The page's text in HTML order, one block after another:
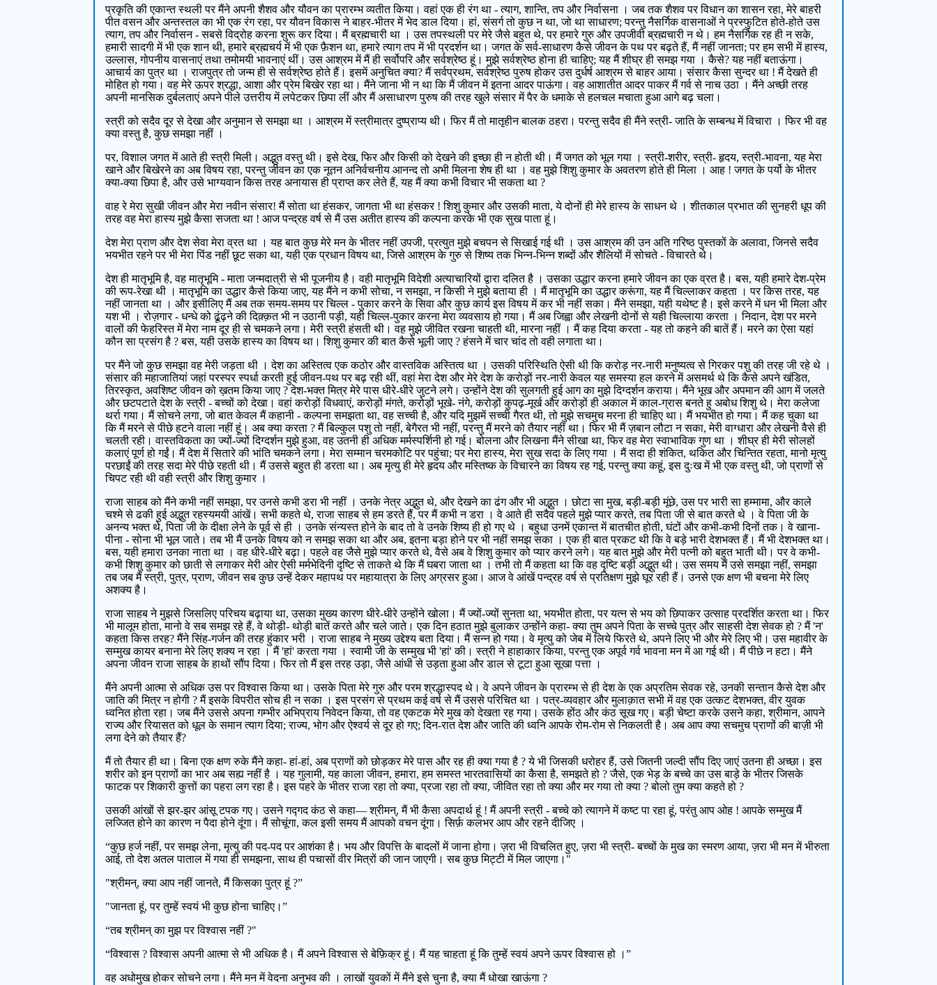
प्रकृति की एकान्त स्थली पर मैंने अपनी शैशव और यौवन का प्रारम्भ व्यतीत किया। वहां एक ही रंग था - त्याग, शान्ति, तप और निर्वासना । जब तक शैशव पर विधान का शासन रहा, मेरे बाहरी
पीत वसन और अन्तस्तल का भी एक रंग रहा, पर यौवन विकास ने बाहर-भीतर में भेद डाल दिया। हां, संसर्ग तो कुछ न था, जो था साधारण; परन्तु नैसर्गिक वासनाओं ने प्रस्फुटित होते-होते उस
त्याग, तप और निर्वासन - सबसे विद्रोह करना शुरू कर दिया। मैं ब्रह्मचारी था । उस तपस्थली पर मेरे जैसे बहुत थे, पर हमारे गुरु और उपजीवी ब्रह्मचारी न थे। हम नैसर्गिक रह ही न सके,
हमारी सादगी में भी एक शान थी, हमारे ब्रह्मचर्य में भी एक फ़ैशन था, हमारे त्याग तप में भी प्रदर्शन था। जगत के सर्व-साधारण कैसे जीवन के पथ पर बढ़ते हैं, मैं नहीं जानता; पर हम सभी में हास्य,
उल्लास, गोपनीय वासनाएं तथा तमोमयी भावनाएं थीं। उस आश्रम में मैं ही सर्वोपरि और सर्वश्रेष्ठ हूं। मुझे सर्वश्रेष्ठ होना ही चाहिए; यह मैं शीघ्र ही समझ गया । कैसे? यह नहीं बताऊंगा।
आचार्य का पुत्र था । राजपुत्र तो जन्म ही से सर्वश्रेष्ठ होते हैं। इसमें अनुचित क्या? मैं सर्वप्रथम, सर्वश्रेष्ठ पुरुष होकर उस दुर्धर्ष आश्रम से बाहर आया। संसार कैसा सुन्दर था ! मैं देखते ही
मोहित हो गया। वह मेरे ऊपर श्रद्धा, आशा और प्रेम बिखेर रहा था। मैंने जाना भी न था कि मैं जीवन में इतना आदर पाऊंगा। वह आशातीत आदर पाकर मैं गर्व से नाच उठा । मैंने अच्छी तरह
अपनी मानसिक दुर्बलताएं अपने पीले उत्तरीय में लपेटकर छिपा लीं और मैं असाधारण पुरुष की तरह खुले संसार में पैर के धमाके से हलचल मचाता हुआ आगे बढ़ चला।
स्त्री को सदैव दूर से देखा और अनुमान से समझा था । आश्रम में स्त्रीमात्र दुष्प्राप्य थी। फिर मैं तो मातृहीन बालक ठहरा। परन्तु सदैव ही मैंने स्त्री- जाति के सम्बन्ध में विचारा । फिर भी वह
क्या वस्तु है, कुछ समझा नहीं ।
पर, विशाल जगत में आते ही स्त्री मिली। अद्भुत वस्तु थी। इसे देख, फिर और किसी को देखने की इच्छा ही न होती थी। मैं जगत को भूल गया । स्त्री-शरीर, स्त्री- हृदय, स्त्री-भावना, यह मेरा
खाने और बिखेरने का अब विषय रहा, परन्तु जीवन का एक नूतन अनिर्वचनीय आनन्द तो अभी मिलना शेष ही था । वह मुझे शिशु कुमार के अवतरण होते ही मिला । आह ! जगत के पर्यो के भीतर
क्या-क्या छिपा है, और उसे भाग्यवान किस तरह अनायास ही प्राप्त कर लेते हैं, यह मैं क्या कभी विचार भी सकता था ?
वाह रे मेरा सुखी जीवन और मेरा नवीन संसार! मैं सोता था हंसकर, जागता भी था हंसकर ! शिशु कुमार और उसकी माता, ये दोनों ही मेरे हास्य के साधन थे । शीतकाल प्रभात की सुनहरी धूप की
तरह वह मेरा हास्य मुझे कैसा सजता था ! आज पन्द्रह वर्ष से मैं उस अतीत हास्य की कल्पना करके भी एक सुख पाता हूं।
देश मेरा प्राण और देश सेवा मेरा व्रत था । यह बात कुछ मेरे मन के भीतर नहीं उपजी, प्रत्युत मुझे बचपन से सिखाई गई थी । उस आश्रम की उन अति गरिष्ठ पुस्तकों के अलावा, जिनसे सदैव
भयभीत रहने पर भी मेरा पिंड नहीं छूट सका था, यही एक प्रधान विषय था, जिसे आश्रम के गुरु से शिष्य तक भिन्न-भिन्न शब्दों और शैलियों में सोचते - विचारते थे।
देश ही मातृभूमि है, वह मातृभूमि - माता जन्मदात्री से भी पूजनीय है। वही मातृभूमि विदेशी अत्याचारियों द्वारा दलित है । उसका उद्धार करना हमारे जीवन का एक व्रत है। बस, यही हमारे देश-प्रेम
की रूप-रेखा थी । मातृभूमि का उद्धार कैसे किया जाए, यह मैंने न कभी सोचा, न समझा, न किसी ने मुझे बताया ही । मैं मातृभूमि का उद्धार करूंगा, यह मैं चिल्लाकर कहता । पर किस तरह, यह
नहीं जानता था । और इसीलिए मैं अब तक समय-समय पर चिल्ल - पुकार करने के सिवा और कुछ कार्य इस विषय में कर भी नहीं सका। मैंने समझा, यही यथेष्ट है। इसे करने में धन भी मिला और
यश भी । रोज़गार - धन्धे को ढूंढ़ने की दिक़्क़त भी न उठानी पड़ी, यही चिल्ल-पुकार करना मेरा व्यवसाय हो गया। मैं अब जिह्वा और लेखनी दोनों से यही चिल्लाया करता । निदान, देश पर मरने
वालों की फेहरिस्त में मेरा नाम दूर ही से चमकने लगा। मेरी स्त्री हंसती थी। वह मुझे जीवित रखना चाहती थी, मारना नहीं । मैं कह दिया करता - यह तो कहने की बातें हैं। मरने का ऐसा यहां
कौन सा प्रसंग है ? बस, यही उसके हास्य का विषय था। शिशु कुमार की बात कैसे भूली जाए ? हंसने में चार चांद तो वही लगाता था।
पर मैंने जो कुछ समझा वह मेरी जड़ता थी । देश का अस्तित्व एक कठोर और वास्तविक अस्तित्व था । उसकी परिस्थिति ऐसी थी कि करोड़ नर-नारी मनुष्यत्व से गिरकर पशु की तरह जी रहे थे ।
संसार की महाजातियां जहां परस्पर स्पर्धा करती हुई जीवन-पथ पर बढ़ रही थीं, वहां मेरा देश और मेरे देश के करोड़ों नर-नारी केवल यह समस्या हल करने में असमर्थ थे कि कैसे अपने खंडित,
तिरस्कृत, अवशिष्ट जीवन को ख़तम किया जाए ? देश-भक्त मित्र मेरे पास धीरे-धीरे जुटने लगे। उन्होंने देश की सुलगती हुई आग का मुझे दिग्दर्शन कराया। मैंने भूख और अपमान की आग में जलते
और छटपटाते देश के स्त्री - बच्चों को देखा। वहां करोड़ों विधवाएं, करोड़ों मंगते, करोड़ों भूखे- नंगे, करोड़ों कुपढ़-मूर्ख और करोड़ों ही अकाल में काल-ग्रास बनते हु अबोध शिशु थे। मेरा कलेजा
थर्रा गया। मैं सोचने लगा, जो बात केवल मैं कहानी - कल्पना समझता था, वह सच्ची है, और यदि मुझमें सच्ची गैरत थी, तो मुझे सचमुच मरना ही चाहिए था। मैं भयभीत हो गया। मैं कह चुका था
कि मैं मरने से पीछे हटने वाला नहीं हूं। अब क्या करता ? मैं बिल्कुल पशु तो नहीं, बेगैरत भी नहीं, परन्तु मैं मरने को तैयार नहीं था। फिर भी मैं ज़बान लौटा न सका, मेरी वाग्धारा और लेखनी वैसे ही
चलती रही। वास्तविकता का ज्यों-ज्यों दिग्दर्शन मुझे हुआ, वह उतनी ही अधिक मर्मस्पर्शिनी हो गई। बोलना और लिखना मैंने सीखा था, फिर वह मेरा स्वाभाविक गुण था । शीघ्र ही मेरी सोलहों
कलाएं पूर्ण हो गईं। मैं देश में सितारे की भांति चमकने लगा। मेरा सम्मान चरमकोटि पर पहुंचा; पर मेरा हास्य, मेरा सुख सदा के लिए गया । मैं सदा ही शंकित, थकित और चिन्तित रहता, मानो मृत्यु
परछाईं की तरह सदा मेरे पीछे रहती थी। मैं उससे बहुत ही डरता था। अब मृत्यु ही मेरे हृदय और मस्तिष्क के विचारने का विषय रह गई, परन्तु क्या कहूं, इस दुःख में भी एक वस्तु थी, जो प्राणों से
चिपट रही थी वही स्त्री और शिशु कुमार ।
राजा साहब को मैंने कभी नहीं समझा, पर उनसे कभी डरा भी नहीं । उनके नेत्र अद्भुत थे, और देखने का ढंग और भी अद्भुत । छोटा सा मुख, बड़ी-बड़ी मूंछे, उस पर भारी सा हम्मामा, और काले
चश्मे से ढकी हुई अद्भुत रहस्यमयी आंखें। सभी कहते थे, राजा साहब से हम डरते हैं, पर मैं कभी न डरा । वे आते ही सदैव पहले मुझे प्यार करते, तब पिता जी से बात करते थे । वे पिता जी के
अनन्य भक्त थे, पिता जी के दीक्षा लेने के पूर्व से ही । उनके संन्यस्त होने के बाद तो वे उनके शिष्य ही हो गए थे । बहुधा उनमें एकान्त में बातचीत होती, घंटों और कभी-कभी दिनों तक। वे खाना-
पीना - सोना भी भूल जाते। तब भी मैं उनके विषय को न समझ सका था और अब, इतना बड़ा होने पर भी नहीं समझ सका । एक ही बात प्रकट थी कि वे बड़े भारी देशभक्त हैं। मैं भी देशभक्त था।
बस, यही हमारा उनका नाता था । वह धीरे-धीरे बढ़ा। पहले वह जैसे मुझे प्यार करते थे, वैसे अब वे शिशु कुमार को प्यार करने लगे। यह बात मुझे और मेरी पत्नी को बहुत भाती थी। पर वे कभी-
कभी शिशु कुमार को छाती से लगाकर मेरी ओर ऐसी मर्मभेदिनी दृष्टि से ताकते थे कि मैं घबरा जाता था । तभी तो मैं कहता था कि वह दृष्टि बड़ी अद्भुत थी। उस समय मैं उसे समझा नहीं, समझा
तब जब मैं स्त्री, पुत्र, प्राण, जीवन सब कुछ उन्हें देकर महापथ पर महायात्रा के लिए अग्रसर हुआ। आज वे आंखें पन्द्रह वर्ष से प्रतिक्षण मुझे घूर रही हैं। उनसे एक क्षण भी बचना मेरे लिए
अशक्य है।
राजा साहब ने मुझसे जिसलिए परिचय बढ़ाया था, उसका मुख्य कारण धीरे-धीरे उन्होंने खोला। मैं ज्यों-ज्यों सुनता था, भयभीत होता, पर यत्न से भय को छिपाकर उत्साह प्रदर्शित करता था। फिर
भी मालूम होता, मानो वे सब समझ रहे हैं, वे थोड़ी- थोड़ी बातें करते और चले जाते। एक दिन हठात मुझे बुलाकर उन्होंने कहा- क्या तुम अपने पिता के सच्चे पुत्र और साहसी देश सेवक हो ? मैं 'न'
कहता किस तरह? मैंने सिंह-गर्जन की तरह हुंकार भरी । राजा साहब ने मुख्य उद्देश्य बता दिया। मैं सन्न हो गया। वे मृत्यु को जेब में लिये फिरते थे, अपने लिए भी और मेरे लिए भी। उस महावीर के
सम्मुख कायर बनाना मेरे लिए शक्य न रहा । मैं 'हां' करता गया । स्वामी जी के सम्मुख भी 'हां' की। स्त्री ने हाहाकार किया, परन्तु एक अपूर्व गर्व भावना मन में आ गई थी। मैं पीछे न हटा। मैंने
अपना जीवन राजा साहब के हाथों सौंप दिया। फिर तो मैं इस तरह उड़ा, जैसे आंधी से उड़ता हुआ और डाल से टूटा हुआ सूखा पत्ता ।
मैंने अपनी आत्मा से अधिक उस पर विश्वास किया था। उसके पिता मेरे गुरु और परम श्रद्धास्पद थे। वे अपने जीवन के प्रारम्भ से ही देश के एक अप्रतिम सेवक रहे, उनकी सन्तान कैसे देश और
जाति की मित्र न होगी ? मैं इसके विपरीत सोच ही न सका । इस प्रसंग से प्रथम कई वर्ष से मैं उससे परिचित था । पत्र-व्यवहार और मुलाक़ात सभी में वह एक उत्कट देशभक्त, वीर युवक
ध्वनित होता रहा। जब मैंने उससे अपना गम्भीर अभिप्राय निवेदन किया, तो वह एकटक मेरे मुख को देखता रह गया। उसके होंठ और कंठ सूख गए। बड़ी चेष्टा करके उसने कहा, श्रीमान, आपने
राज्य और रियासत को धूल के समान त्याग दिया; राज्य, भोग और ऐश्वर्य से दूर हो गए; दिन-रात देश और जाति की ध्वनि आपके रोम-रोम से निकलती है। अब आप क्या सचमुच प्राणों की बाज़ी भी
लगा देने को तैयार हैं?
मैं तो तैयार ही था। बिना एक क्षण रुके मैंने कहा- हां-हां, अब प्राणों को छोड़कर मेरे पास और रह ही क्या गया है ? ये भी जिसकी धरोहर हैं, उसे जितनी जल्दी सौंप दिए जाएं उतना ही अच्छा। इस
शरीर को इन प्राणों का भार अब सह्य नहीं है । यह गुलामी, यह काला जीवन, हमारा, हम समस्त भारतवासियों का कैसा है, समझते हो ? जैसे, एक भेड़ के बच्चे का उस बाड़े के भीतर जिसके
फाटक पर शिकारी कुत्तों का पहरा लग रहा है। इस पहरे के भीतर राजा रहा तो क्या, प्रजा रहा तो क्या, जीवित रहा तो क्या और मर गया तो क्या ? बोलो तुम क्या कहते हो ?
उसकी आंखों से झर-झर आंसू टपक गए। उसने गद्गद कंठ से कहा— श्रीमन्, मैं भी कैसा अपदार्थ हूं ! मैं अपनी स्त्री - बच्चे को त्यागने में कष्ट पा रहा हूं, परंतु आप ओह ! आपके सम्मुख मैं
लज्जित होने का कारण न पैदा होने दूंगा। मैं सोचूंगा, कल इसी समय मैं आपको वचन दूंगा। सिर्फ़ कलभर आप और रहने दीजिए ।
“कुछ हर्ज नहीं, पर समझ लेना, मृत्यु की पद-पद पर आशंका है। भय और विपत्ति के बादलों में जाना होगा। ज़रा भी विचलित हुए, ज़रा भी स्त्री- बच्चों के मुख का स्मरण आया, ज़रा भी मन में भीरुता
आई, तो देश अतल पाताल में गया ही समझना, साथ ही पचासों वीर मित्रों की जान जाएगी। सब कुछ मिट्टी में मिल जाएगा।"
"श्रीमन्, क्या आप नहीं जानते, मैं किसका पुत्र हूं ?”
"जानता हूं, पर तुम्हें स्वयं भी कुछ होना चाहिए।”
“तब श्रीमन् का मुझ पर विश्वास नहीं ?"
“विश्वास ? विश्वास अपनी आत्मा से भी अधिक है। मैं अपने विश्वास से बेफ़िक्र हूं। मैं यह चाहता हूं कि तुम्हें स्वयं अपने ऊपर विश्वास हो ।”
वह अधोमुख होकर सोचने लगा। मैंने मन में वेदना अनुभव की । लाखों युवकों में मैंने इसे चुना है, क्या मैं धोखा खाऊंगा ?